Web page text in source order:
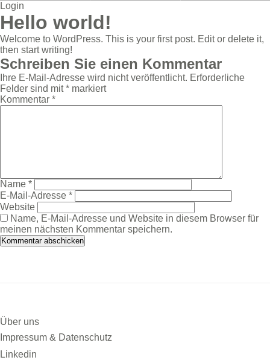
Login
Hello world!
Welcome to WordPress. This is your first post. Edit or delete it,
then start writing!
Schreiben Sie einen Kommentar
Ihre E-Mail-Adresse wird nicht veröffentlicht. Erforderliche
Felder sind mit* markiert
Kommentar *
Name *
E-Mail-Adresse *
Website
Name, E-Mail-Adresse und Website in diesem Browser für
meinen nächsten Kommentar speichern.
Über uns
Impressum & Datenschutz
Linkedin